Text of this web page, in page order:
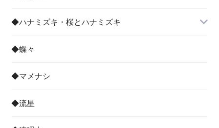
◆ハナミズキ・桜とハナミズキ
◆蝶々
◆マメナシ
◆流星